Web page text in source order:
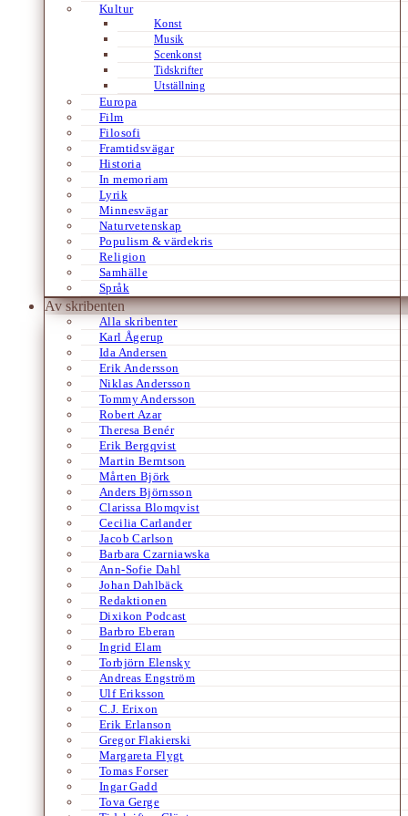
Kultur
Konst
Musik
Scenkonst
Tidskrifter
Utställning
Europa
Film
Filosofi
Framtidsvägar
Historia
In memoriam
Lyrik
Minnesvägar
Naturvetenskap
Populism & värdekris
Religion
Samhälle
Språk
Av skribenten
Alla skribenter
Karl Ågerup
Ida Andersen
Erik Andersson
Niklas Andersson
Tommy Andersson
Robert Azar
Theresa Benér
Erik Bergqvist
Martin Berntson
Mårten Björk
Anders Björnsson
Clarissa Blomqvist
Cecilia Carlander
Jacob Carlson
Barbara Czarniawska
Ann-Sofie Dahl
Johan Dahlbäck
Redaktionen
Dixikon Podcast
Barbro Eberan
Ingrid Elam
Torbjörn Elensky
Andreas Engström
Ulf Eriksson
C.J. Erixon
Erik Erlanson
Gregor Flakierski
Margareta Flygt
Tomas Forser
Ingar Gadd
Tova Gerge